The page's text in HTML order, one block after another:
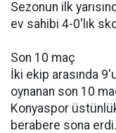
Sezonun ilk
ev sahibi 4-0'lık
Son 10 maç
İki ekip arasında
oynanan son 10
Konyaspor
berabere sona